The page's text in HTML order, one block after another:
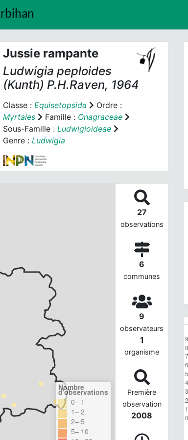
Jussie rampante
Ludwigia peploides
(Kunth) P.H.Raven, 1964
Classe : Equisetopsida
Ordre :
Myrtales
Famille : Onagraceae
Sous-Famille : Ludwigioideae
Genre : Ludwigia
Nombre
d'observations
0– 1
1– 2
2– 5
5– 10
27
observations
6
communes
9
observateurs
1
organisme
Première
observation
2008